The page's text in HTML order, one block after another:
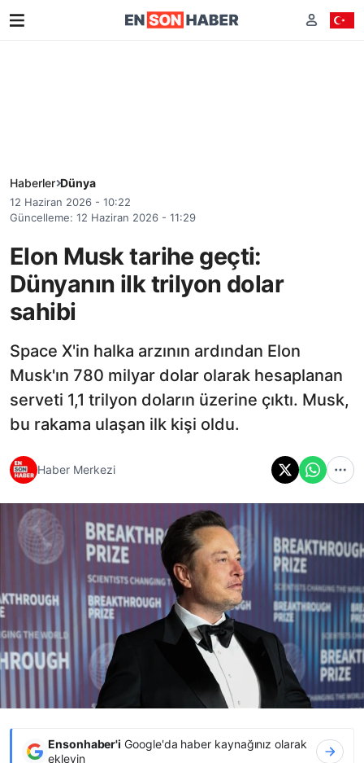
Haberler Dünya
12 Haziran 2026 - 10:22
Güncelleme: 12 Haziran 2026 - 11:29
Elon Musk tarihe geçti:
Dünyanın ilk trilyon dolar
sahibi
Space X'in halka arzının ardından Elon
Musk'ın 780 milyar dolar olarak hesaplanan
serveti 1,1 trilyon doların üzerine çıktı. Musk,
bu rakama ulaşan ilk kişi oldu.
Haber Merkezi
Ensonhaber'i Google'da haber kaynağınız olarak
ekleyin